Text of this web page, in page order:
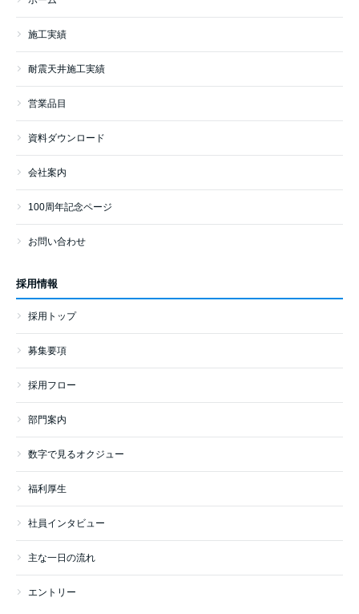
施工実績
耐震天井施工実績
営業品目
資料ダウンロード
会社案内
100周年記念ページ
お問い合わせ
採用情報
採用トップ
募集要項
採用フロー
部門案内
数字で見るオクジュー
福利厚生
社員インタビュー
主な一日の流れ
エントリー